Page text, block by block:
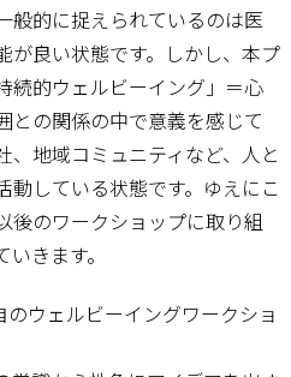
般的に捉えられているのは医
が良い状態です。しかし、本プ
続的ウェルビーイング」＝心
との関係の中で意義を感じて
、地域コミュニティなど、人と
動している状態です。ゆえにこ
後のワークショップに取り組
きます。
ウェルビーイングワークショ